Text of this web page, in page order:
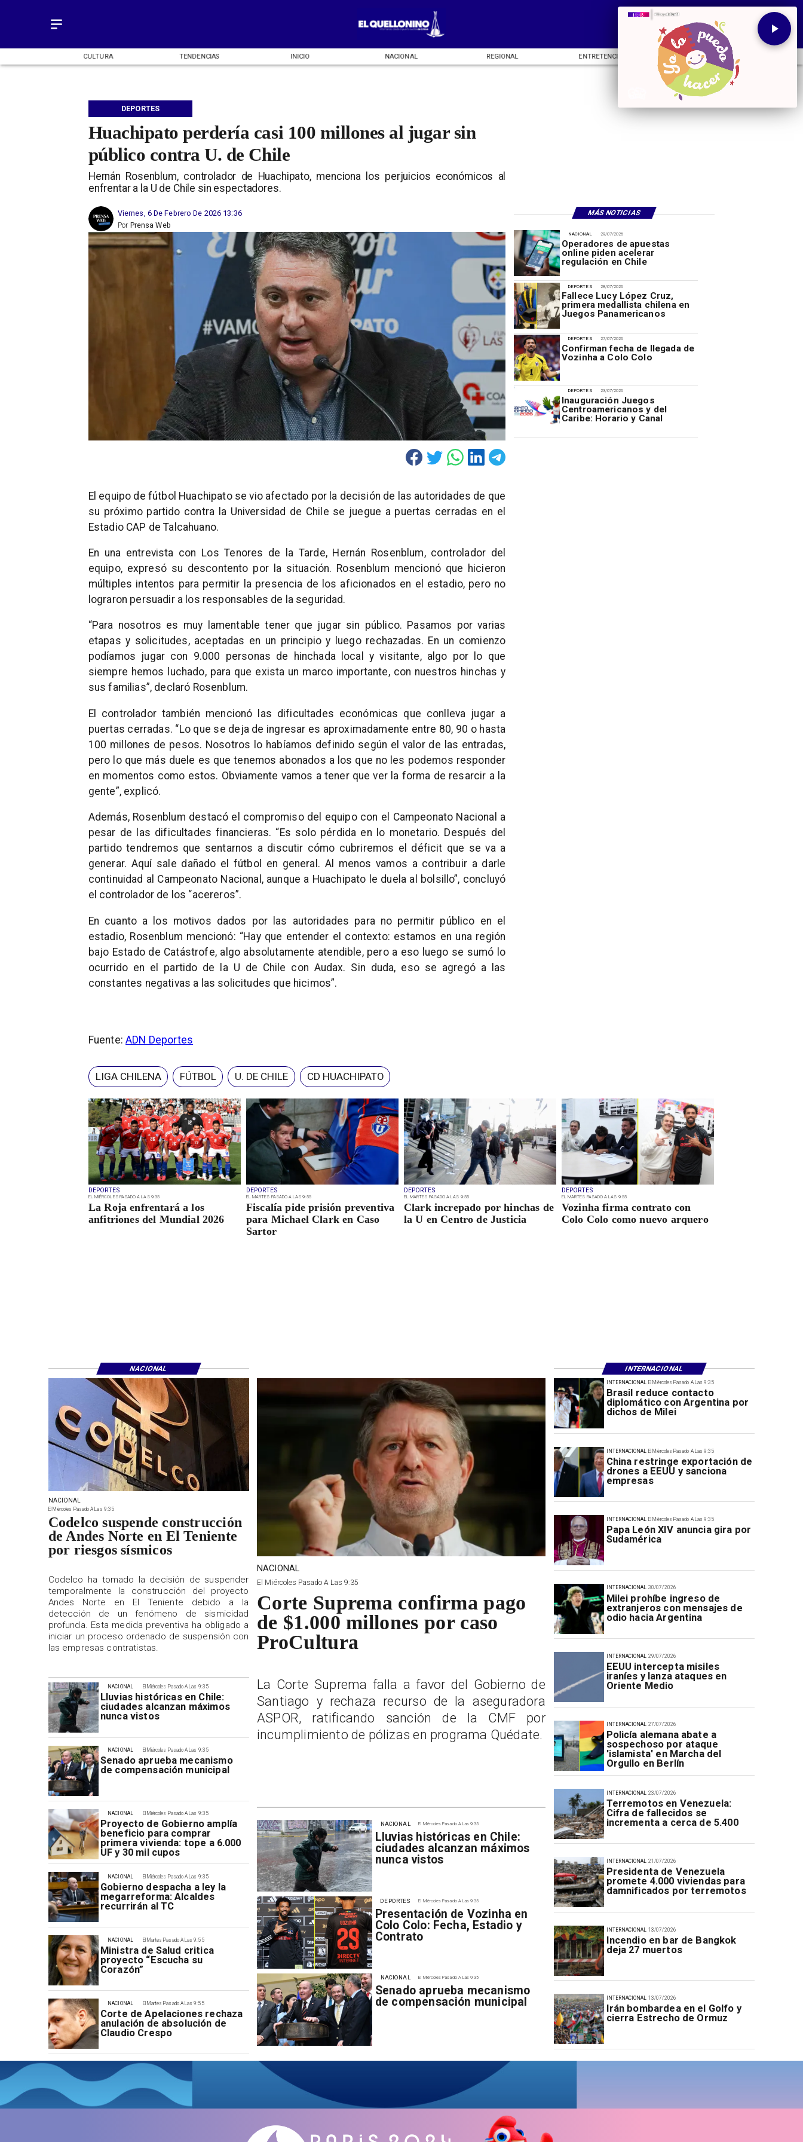
CULTURA TENDENCIAS INICIO NACIONAL REGIONAL ENTRETENCIÓN DEPORTES
Huachipato perdería casi 100 millones al jugar sin
público contra U. de Chile
Hernán Rosenblum, controlador de Huachipato, menciona los perjuicios económicos al
enfrentar a la U de Chile sin espectadores.
DEPORTES
MÁS NOTICIAS
Viernes, 6 De Febrero De 2026 13:36
Prensa Web
Por
DEPORTES
EL MIÉRCOLES PASADO A LAS 9:35
La Roja enfrentará a los
anfitriones del Mundial 2026
DEPORTES
EL MARTES PASADO A LAS 9:55
Fiscalía pide prisión preventiva
para Michael Clark en Caso
Sartor
DEPORTES
EL MARTES PASADO A LAS 9:55
Clark increpado por hinchas de
la U en Centro de Justicia
DEPORTES
EL MARTES PASADO A LAS 9:55
Vozinha firma contrato con
Colo Colo como nuevo arquero
29/07/2026
Operadores de apuestas
online piden acelerar
regulación en Chile
NACIONAL
28/07/2026
Fallece Lucy López Cruz,
primera medallista chilena en
Juegos Panamericanos
DEPORTES
27/07/2026
Confirman fecha de llegada de
Vozinha a Colo Colo
DEPORTES
23/07/2026
Inauguración Juegos
Centroamericanos y del
Caribe: Horario y Canal
DEPORTES
El equipo de fútbol Huachipato se vio afectado por la decisión de las autoridades de que
su próximo partido contra la Universidad de Chile se juegue a puertas cerradas en el
Estadio CAP de Talcahuano.
En una entrevista con Los Tenores de la Tarde, Hernán Rosenblum, controlador del
equipo, expresó su descontento por la situación. Rosenblum mencionó que hicieron
múltiples intentos para permitir la presencia de los aficionados en el estadio, pero no
lograron persuadir a los responsables de la seguridad.
“Para nosotros es muy lamentable tener que jugar sin público. Pasamos por varias
etapas y solicitudes, aceptadas en un principio y luego rechazadas. En un comienzo
podíamos jugar con 9.000 personas de hinchada local y visitante, algo por lo que
siempre hemos luchado, para que exista un marco importante, con nuestros hinchas y
sus familias”, declaró Rosenblum.
El controlador también mencionó las dificultades económicas que conlleva jugar a
puertas cerradas. “Lo que se deja de ingresar es aproximadamente entre 80, 90 o hasta
100 millones de pesos. Nosotros lo habíamos definido según el valor de las entradas,
pero lo que más duele es que tenemos abonados a los que no les podemos responder
en momentos como estos. Obviamente vamos a tener que ver la forma de resarcir a la
gente”, explicó.
Además, Rosenblum destacó el compromiso del equipo con el Campeonato Nacional a
pesar de las dificultades financieras. “Es solo pérdida en lo monetario. Después del
partido tendremos que sentarnos a discutir cómo cubriremos el déficit que se va a
generar. Aquí sale dañado el fútbol en general. Al menos vamos a contribuir a darle
continuidad al Campeonato Nacional, aunque a Huachipato le duela al bolsillo”, concluyó
el controlador de los “acereros”.
En cuanto a los motivos dados por las autoridades para no permitir público en el
estadio, Rosenblum mencionó: “Hay que entender el contexto: estamos en una región
bajo Estado de Catástrofe, algo absolutamente atendible, pero a eso luego se sumó lo
ocurrido en el partido de la U de Chile con Audax. Sin duda, eso se agregó a las
constantes negativas a las solicitudes que hicimos”.
Fuente:ADN Deportes
LIGA CHILENA FÚTBOL U. DE CHILE CD HUACHIPATO
El Miércoles Pasado A Las 9:35
Brasil reduce contacto
diplomático con Argentina por
dichos de Milei
INTERNACIONAL
El Miércoles Pasado A Las 9:35
China restringe exportación de
drones a EEUU y sanciona
empresas
INTERNACIONAL
El Miércoles Pasado A Las 9:35
Papa León XIV anuncia gira por
Sudamérica
INTERNACIONAL
30/07/2026
Milei prohíbe ingreso de
extranjeros con mensajes de
odio hacia Argentina
INTERNACIONAL
29/07/2026
EEUU intercepta misiles
iraníes y lanza ataques en
Oriente Medio
INTERNACIONAL
27/07/2026
Policía alemana abate a
sospechoso por ataque
'islamista' en Marcha del
Orgullo en Berlín
INTERNACIONAL
23/07/2026
Terremotos en Venezuela:
Cifra de fallecidos se
incrementa a cerca de 5.400
INTERNACIONAL
21/07/2026
Presidenta de Venezuela
promete 4.000 viviendas para
damnificados por terremotos
INTERNACIONAL
13/07/2026
Incendio en bar de Bangkok
deja 27 muertos
INTERNACIONAL
13/07/2026
Irán bombardea en el Golfo y
cierra Estrecho de Ormuz
INTERNACIONAL
El Miércoles Pasado A Las 9:35
Lluvias históricas en Chile:
ciudades alcanzan máximos
nunca vistos
NACIONAL
El Miércoles Pasado A Las 9:35
Senado aprueba mecanismo
de compensación municipal
NACIONAL
El Miércoles Pasado A Las 9:35
Proyecto de Gobierno amplía
beneficio para comprar
primera vivienda: tope a 6.000
UF y 30 mil cupos
NACIONAL
El Miércoles Pasado A Las 9:35
Gobierno despacha a ley la
megarreforma: Alcaldes
recurrirán al TC
NACIONAL
El Martes Pasado A Las 9:55
Ministra de Salud critica
proyecto “Escucha su
Corazón”
NACIONAL
El Martes Pasado A Las 9:55
Corte de Apelaciones rechaza
anulación de absolución de
Claudio Crespo
NACIONAL
El Miércoles Pasado A Las 9:35
Lluvias históricas en Chile:
ciudades alcanzan máximos
nunca vistos
NACIONAL
El Miércoles Pasado A Las 9:35
Presentación de Vozinha en
Colo Colo: Fecha, Estadio y
Contrato
DEPORTES
El Miércoles Pasado A Las 9:35
Senado aprueba mecanismo
de compensación municipal
NACIONAL
NACIONAL
El Miércoles Pasado A Las 9:35
Codelco suspende construcción
de Andes Norte en El Teniente
por riesgos sísmicos
Codelco ha tomado la decisión de suspender
temporalmente la construcción del proyecto
Andes Norte en El Teniente debido a la
detección de un fenómeno de sismicidad
profunda. Esta medida preventiva ha obligado a
iniciar un proceso ordenado de suspensión con
las empresas contratistas.
NACIONAL
El Miércoles Pasado A Las 9:35
Corte Suprema confirma pago
de $1.000 millones por caso
ProCultura
La Corte Suprema falla a favor del Gobierno de
Santiago y rechaza recurso de la aseguradora
ASPOR, ratificando sanción de la CMF por
incumplimiento de pólizas en programa Quédate.
NACIONAL INTERNACIONAL